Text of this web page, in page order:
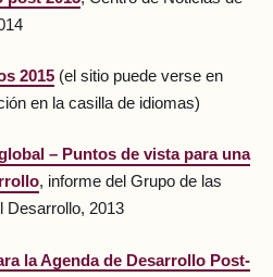
2015(el sitio puede verse en
en la casilla de idiomas)
– Puntos de vista para una
, informe del Grupo de las
Desarrollo, 2013
la Agenda de Desarrollo Post-